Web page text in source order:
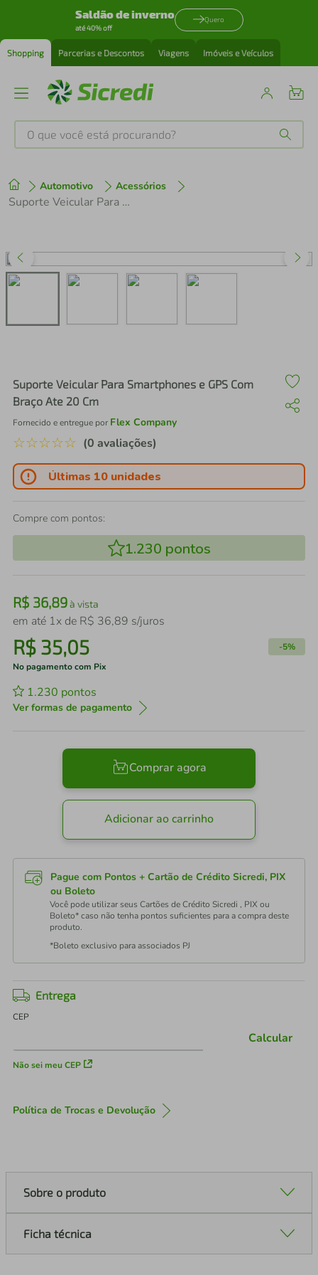
Saldão de inverno
até 40% off
Quero
Shopping Parcerias e Descontos Viagens Imóveis e Veículos
O que você está procurando?
Automotivo Acessórios
Suporte Veicular Para Smartphones e GPS Com Braço Ate 20 Cm
Suporte Veicular Para Smartphones e GPS Com
Braço Ate 20 Cm
Fornecido e entregue por Flex Company
☆☆☆☆☆ (0 avaliações)
Últimas 10 unidades
Compre com pontos:
1.230 pontos
R$ 36,89à vista
em até 1x de R$ 36,89 s/juros
R$ 35,05 -5%
No pagamento com Pix
1.230 pontos
Ver formas de pagamento
Comprar agora
Adicionar ao carrinho
Pague com Pontos + Cartão de Crédito Sicredi, PIX
ou Boleto
Você pode utilizar seus Cartões de Crédito Sicredi , PIX ou
Boleto* caso não tenha pontos suficientes para a compra deste
produto.
*Boleto exclusivo para associados PJ
Entrega
CEP
Não sei meu CEP
Calcular
Política de Trocas e Devolução
Sobre o produto
Ficha técnica
1º tenis
perfume